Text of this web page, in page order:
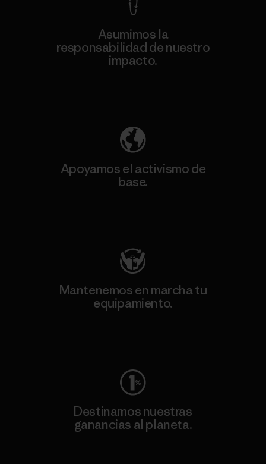
Asumimos la
responsabilidad de nuestro
impacto.
Apoyamos el activismo de
base.
Mantenemos en marcha tu
equipamiento.
Destinamos nuestras
ganancias al planeta.